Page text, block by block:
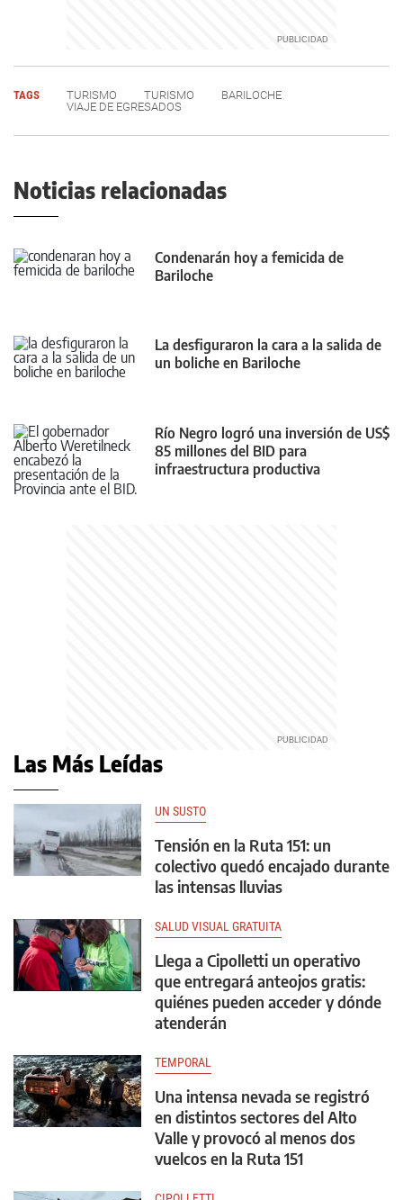
TAGS TURISMO TURISMO
BARILOCHE
VIAJE DE EGRESADOS
Noticias relacionadas
Condenarán hoy a femicida de
Bariloche
La desfiguraron la cara a la salida de
un boliche en Bariloche
Río Negro logró una inversión de US$
85 millones del BID para
infraestructura productiva
Las Más Leídas
UN SUSTO
Tensión en la Ruta 151: un
colectivo quedó encajado durante
las intensas lluvias
SALUD VISUAL GRATUITA
Llega a Cipolletti un operativo
que entregará anteojos gratis:
quiénes pueden acceder y dónde
atenderán
TEMPORAL
Una intensa nevada se registró
en distintos sectores del Alto
Valle y provocó al menos dos
vuelcos en la Ruta 151